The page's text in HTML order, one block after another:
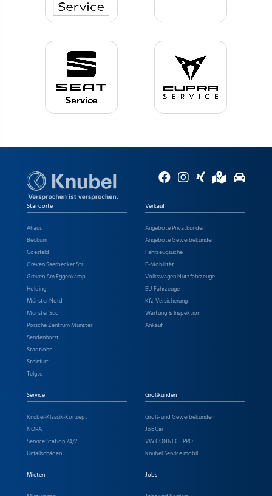
Standorte
Ahaus
Beckum
Coesfeld
Greven Saerbecker Str.
Greven Am Eggenkamp
Holding
Münster Nord
Münster Süd
Porsche Zentrum Münster
Sendenhorst
Stadtlohn
Steinfurt
Telgte
Verkauf
Angebote Privatkunden
Angebote Gewerbekunden
Fahrzeugsuche
E-Mobilität
Volkswagen Nutzfahrzeuge
EU-Fahrzeuge
Kfz-Versicherung
Wartung & Inspektion
Ankauf
Service
Knubel-Klassik-Konzept
NORA
Service Station 24/7
Unfallschäden
Großkunden
Groß- und Gewerbekunden
JobCar
VW CONNECT PRO
Knubel Service mobil
Mieten Jobs